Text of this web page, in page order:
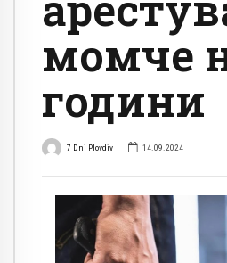
момче
години
7 Dni Plovdiv 14.09.2024